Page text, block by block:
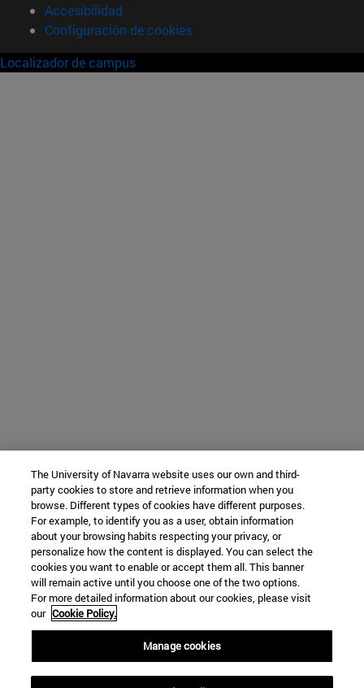
Accesibilidad
Configuración de cookies
Localizador de campus
The University of Navarra website uses our own and third-
party cookies to store and retrieve information when you
browse. Different types of cookies have different purposes.
For example, to identify you as a user, obtain information
about your browsing habits respecting your privacy, or
personalize how the content is displayed. You can select the
cookies you want to enable or accept them all. This banner
will remain active until you choose one of the two options.
For more detailed information about our cookies, please visit
our Cookie Policy.
Manage cookies